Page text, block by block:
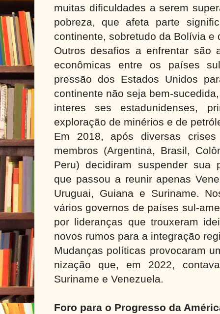
muitas dificuldades a serem
pobreza, que afeta parte
continente, sobretudo da Bolívia e
Outros desafios a enfrentar são
econômicas entre os países
pressão dos Estados Unidos
continente não seja bem-
interes ses estadunidenses,
exploração de minérios e de
Em 2018, após diversas
membros (Argentina, Brasil,
Peru) decidiram suspender sua
que passou a reunir apenas
Uruguai, Guiana e Suriname.
vários governos de países sul-
por lideranças que trouxeram
novos rumos para a integração
Mudanças políticas provocaram
nização que, em 2022,
Suriname e Venezuela.
Foro para o Progresso da